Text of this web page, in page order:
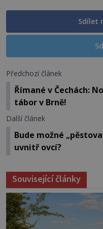
Sdílet
Předchozí článek
Římané v Čechách:
tábor v Brně!
Další článek
Bude možné
uvnitř ovcí?
Související články